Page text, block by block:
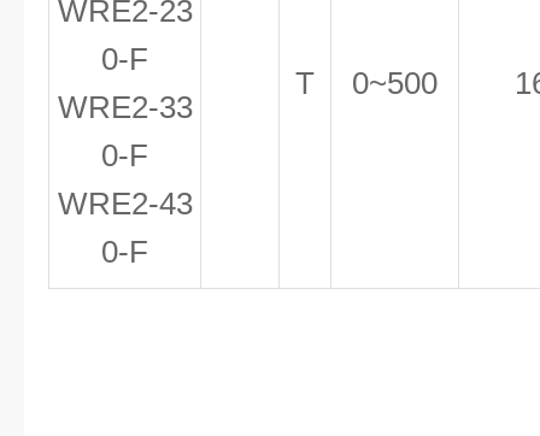
WRE2-23
0-F
WRE2-33
0-F
WRE2-43
0-F
T 0~500